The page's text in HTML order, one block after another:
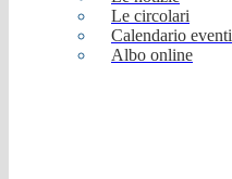
Le circolari
Calendario eventi
Albo online